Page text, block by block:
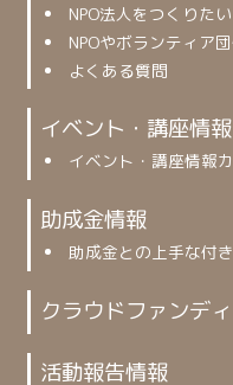
NPO法人をつくりたい
NPOやボランティア
よくある質問
イベント・講座情報
イベント・講座情報
助成金情報
助成金との上手な付
クラウドファンデ
活動報告情報